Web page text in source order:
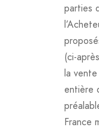
parties
(ci-
la
entière
France